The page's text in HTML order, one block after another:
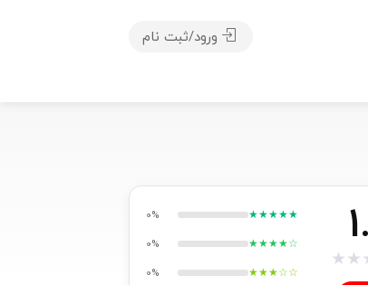
ورود/ثبت نام
★
★
★★★★★
0%
★★★★☆
0%
★★★☆☆
0%